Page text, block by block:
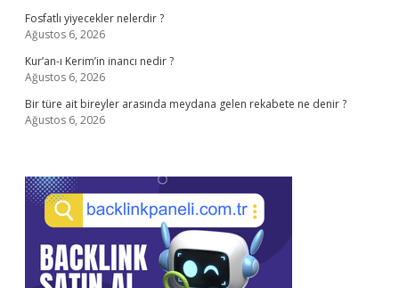
Fosfatlı yiyecekler nelerdir ?
Ağustos 6, 2026
Kur’an-ı Kerim’in inancı nedir ?
Ağustos 6, 2026
Bir türe ait bireyler arasında meydana gelen rekabete ne denir ?
Ağustos 6, 2026